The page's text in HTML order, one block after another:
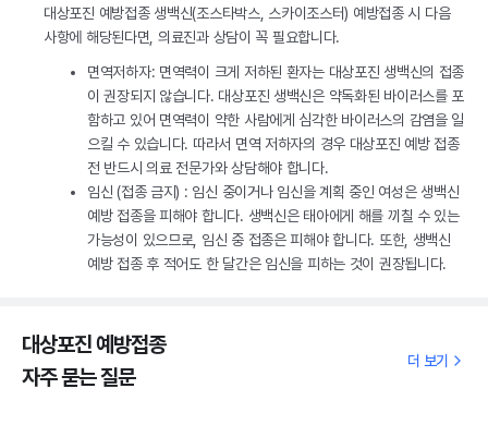
대상포진 예방접종 생백신(조스타박스, 스카이조스터) 예방접종 시 다음
사항에 해당된다면, 의료진과 상담이 꼭 필요합니다.
면역저하자: 면역력이 크게 저하된 환자는 대상포진 생백신의 접종
이 권장되지 않습니다. 대상포진 생백신은 약독화된 바이러스를 포
함하고 있어 면역력이 약한 사람에게 심각한 바이러스의 감염을 일
으킬 수 있습니다. 따라서 면역 저하자의 경우 대상포진 예방 접종
전 반드시 의료 전문가와 상담해야 합니다.
임신 (접종 금지) : 임신 중이거나 임신을 계획 중인 여성은 생백신
예방 접종을 피해야 합니다. 생백신은 태아에게 해를 끼칠 수 있는
가능성이 있으므로, 임신 중 접종은 피해야 합니다. 또한, 생백신
예방 접종 후 적어도 한 달간은 임신을 피하는 것이 권장됩니다.
대상포진 예방접종
자주 묻는 질문
더 보기